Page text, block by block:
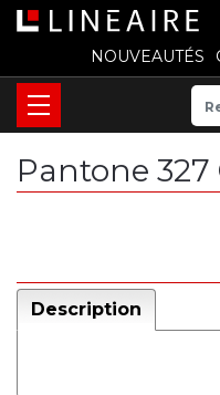
NOUVEAUTÉS
Pantone 327
Description